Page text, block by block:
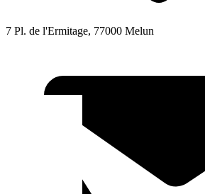
7 Pl. de l'Ermitage, 77000 Melun